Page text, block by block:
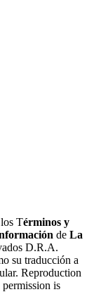
Términos y
de La
D.R.A.
su traducción a
Reproduction
is